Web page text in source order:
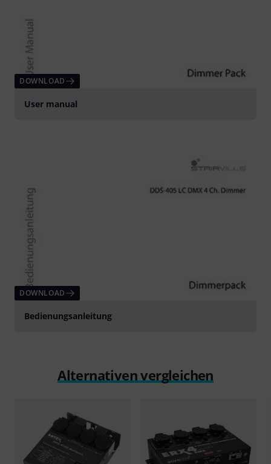
DOWNLOAD
User manual
DOWNLOAD
Bedienungsanleitung
Alternativen vergleichen